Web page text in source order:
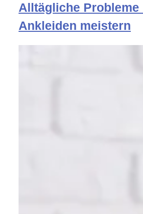
Alltägliche Probleme
Ankleiden meistern